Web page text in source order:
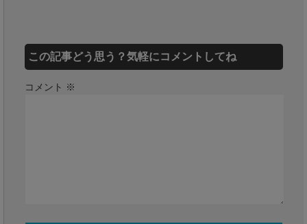
この記事どう思う？気軽にコメントしてね
コメント ※